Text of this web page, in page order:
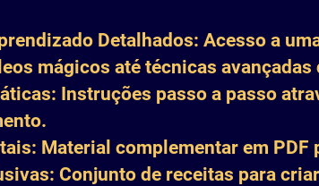
Detalhados: Acesso a
mágicos até técnicas avançadas
Instruções passo a passo
Material complementar em
Conjunto de receitas para